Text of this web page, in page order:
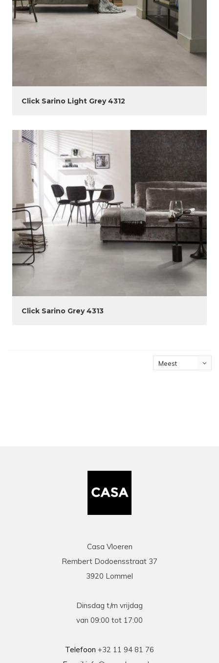
Click Sarino Light Grey 4312
Click Sarino Grey 4313
Meest
Casa Vloeren
Rembert Dodoensstraat 37
3920 Lommel
Dinsdag t/m vrijdag
van 09:00 tot 17:00
Telefoon +32 11 94 81 76